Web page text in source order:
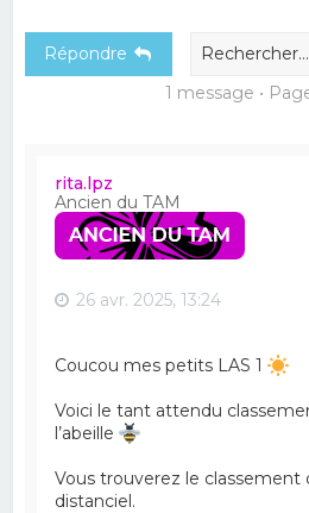
Répondre
1 message •
rita.lpz
Ancien du TAM
26 avr. 2025, 13:24
Coucou mes petits LAS 1
Voici le tant attendu
l’abeille
Vous trouverez le classement
distanciel.